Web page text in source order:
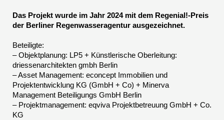
Das Projekt wurde im Jahr 2024 mit dem Regenial!-Preis
der Berliner Regenwasseragentur ausgezeichnet.
Beteiligte:
– Objektplanung: LP5 + Künstlerische Oberleitung:
driessenarchitekten gmbh Berlin
– Asset Management: econcept Immobilien und
Projektentwicklung KG (GmbH + Co) + Minerva
Management Beteiligungs GmbH Berlin
– Projektmanagement: eqviva Projektbetreuung GmbH + Co.
KG